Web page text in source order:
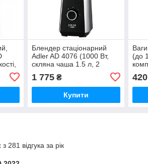
Блендер стаціонарний
Adler AD 4076 (1000 Вт,
скляна чаша 1.5 л, 2
швидкості, імпульс режим)
1 775₴
Купити
(до
420
281 відгука за рік